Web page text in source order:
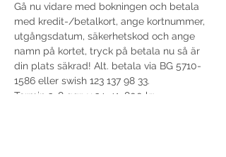
Gå nu vidare med bokningen och betala
med kredit-/betalkort, ange kortnummer,
utgångsdatum, säkerhetskod och ange
namn på kortet, tryck på betala nu så är
din plats säkrad! Alt. betala via BG 5710-
1586 eller swish 123 137 98 33.
Termin 3, 8 ggr, v 34-41, 800 kr.